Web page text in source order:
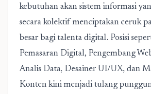
kebutuhan akan sistem informasi
secara kolektif menciptakan ceruk
besar bagi talenta digital. Posisi
Pemasaran Digital, Pengembang
Analis Data, Desainer UI/UX, dan
Konten kini menjadi tulang